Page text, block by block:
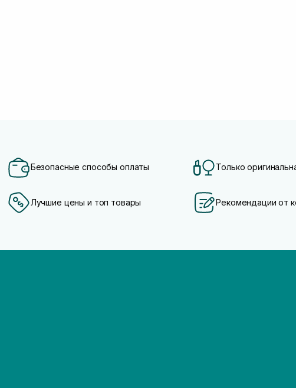
Безопасные способы оплаты Только
Лучшие цены и топ товары Рекомендации от